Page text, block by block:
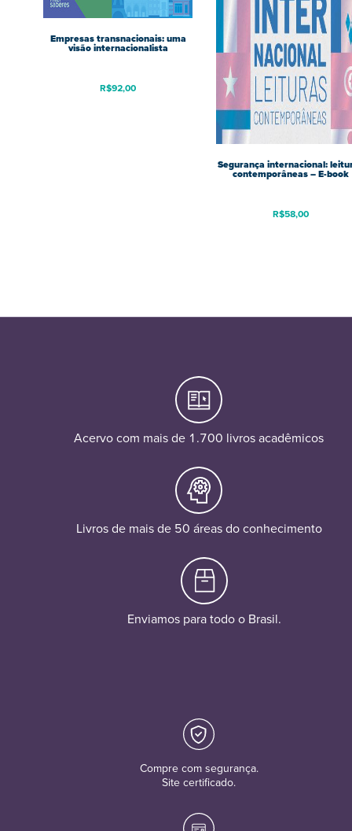
Empresas transnacionais: uma
visão internacionalista
R$92,00
Segurança internacional:
contemporâneas – E-book
R$58,00
Acervo com mais de 1.700 livros acadêmicos
Livros de mais de 50 áreas do conhecimento
Enviamos para todo o Brasil.
Compre com segurança.
Site certificado.